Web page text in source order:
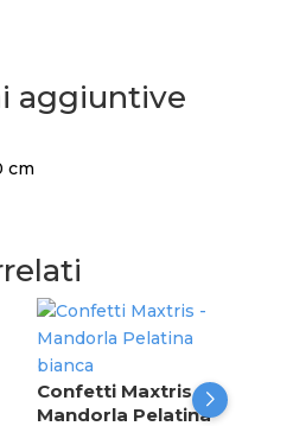
aggiuntive
cm
Confetti Maxtris -
Mandorla Pelatina